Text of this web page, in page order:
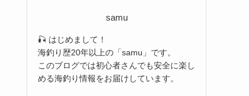
samu
🎣 はじめまして！
海釣り歴20年以上の「samu」です。
このブログでは初心者さんでも安全に楽し
める海釣り情報をお届けしています。